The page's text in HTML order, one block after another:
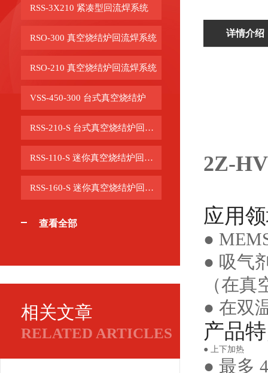
RSS-3X210 紧凑型回流焊系统
RSO-300 真空烧结炉回流焊系统
RSO-210 真空烧结炉回流焊系统
VSS-450-300 台式真空烧结炉
RSS-210-S 台式真空烧结炉回流焊系统
RSS-110-S 迷你真空烧结炉回流焊系统
RSS-160-S 迷你真空烧结炉回流焊系统
查看全部
相关文章
RELATED ARTICLES
详情介绍
2Z-
应用
●
● 吸气
（在
● 在双
产品
● 上下加热
● 最多